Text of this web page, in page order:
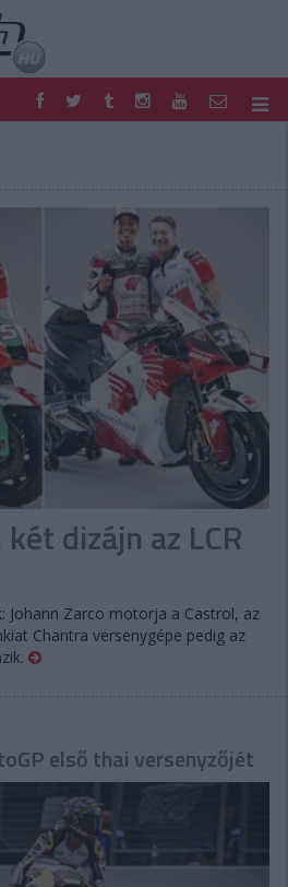
SHOP
TIPPJÁTÉK
PONTÁLLÁSOK
dizájn az LCR
Johann Zarco motorja a Castrol, az
Chantra versenygépe pedig az
első thai versenyzőjét